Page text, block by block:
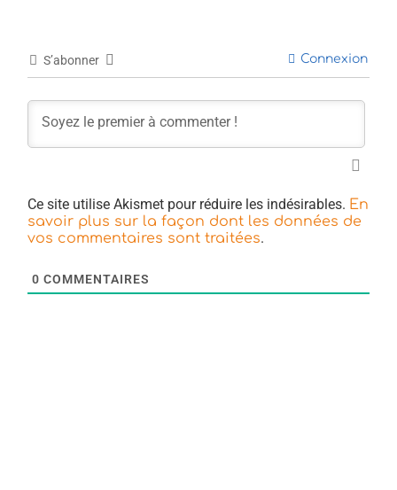
S’abonner Connexion
Ce site utilise Akismet pour réduire les indésirables. En
savoir plus sur la façon dont les données de
vos commentaires sont traitées.
0 COMMENTAIRES